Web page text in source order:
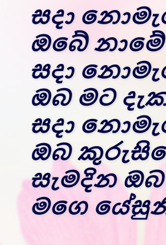
සදා
ඔබේ නාමේ
සදා
ඔබ මට
සදා
ඔබ
සැමදින ඔබ
මගෙ